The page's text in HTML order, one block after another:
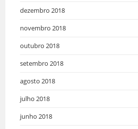
dezembro 2018
novembro 2018
outubro 2018
setembro 2018
agosto 2018
julho 2018
junho 2018